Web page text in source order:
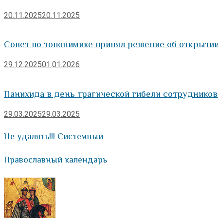
20.11.202520.11.2025
Совет по топонимике принял решение об
29.12.202501.01.2026
Панихида в день трагической гибели
29.03.202529.03.2025
Не удалять!!! Системный
Православный календарь